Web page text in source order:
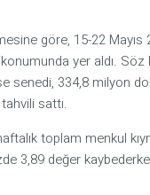
göre, 15-22 Mayıs
yer aldı.
senedi, 334,8 milyon
sattı.
toplam menkul
3,89 değer